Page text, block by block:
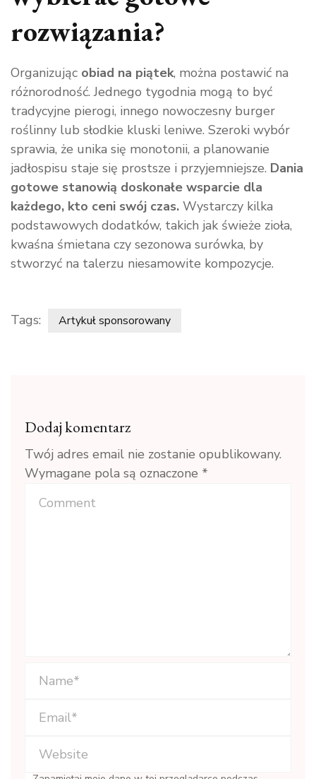
rozwiązania?
Organizując obiad na piątek, można postawić na
różnorodność. Jednego tygodnia mogą to być
tradycyjne pierogi, innego nowoczesny burger
roślinny lub słodkie kluski leniwe. Szeroki wybór
sprawia, że unika się monotonii, a planowanie
jadłospisu staje się prostsze i przyjemniejsze. Dania
gotowe stanowią doskonałe wsparcie dla
każdego, kto ceni swój czas. Wystarczy kilka
podstawowych dodatków, takich jak świeże zioła,
kwaśna śmietana czy sezonowa surówka, by
stworzyć na talerzu niesamowite kompozycje.
Tags: Artykuł sponsorowany
Dodaj komentarz
Twój adres email nie zostanie opublikowany.
Wymagane pola są oznaczone *